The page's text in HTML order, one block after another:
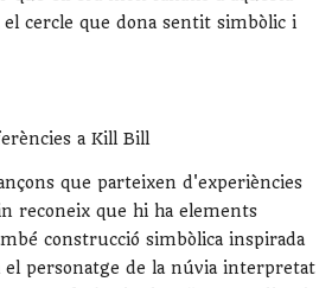
cercle que dona sentit simbòlic i
a Kill Bill
que parteixen d'experiències
reconeix que hi ha elements
construcció simbòlica inspirada
personatge de la núvia interpretat